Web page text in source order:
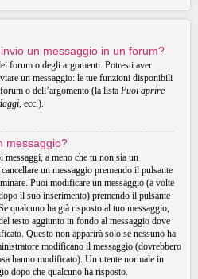
un messaggio in un forum?
forum o degli argomenti. Potresti aver
un messaggio: le tue funzioni disponibili
o dell’argomento (la lista Puoi aprire
, ecc.).
messaggio?
a meno che tu non sia un
un messaggio premendo il pulsante
Puoi modificare un messaggio (a volte
il suo inserimento) premendo il pulsante
qualcuno ha già risposto al tuo messaggio,
testo aggiunto in fondo al messaggio dove
Questo non apparirà solo se nessuno ha
modificano il messaggio (dovrebbero
hanno modificato). Un utente normale in
dopo che qualcuno ha risposto.